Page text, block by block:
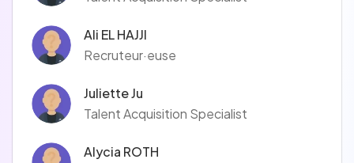
Ali EL HAJJI
Recruteur·euse
Juliette Ju
Talent Acquisition Specialist
Alycia ROTH